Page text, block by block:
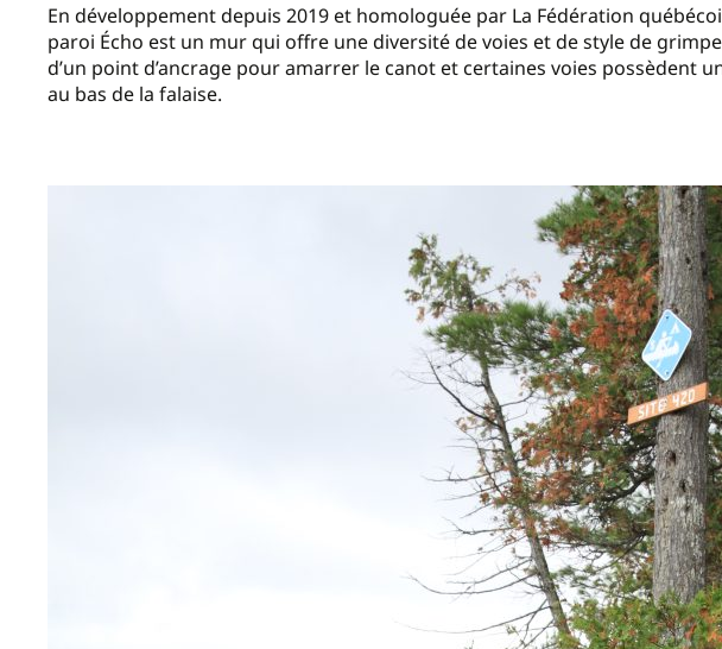
En développement depuis 2019 et homologuée par La Fédération
paroi Écho est un mur qui offre une diversité de voies et de style de
d’un point d’ancrage pour amarrer le canot et certaines voies possèdent
au bas de la falaise.